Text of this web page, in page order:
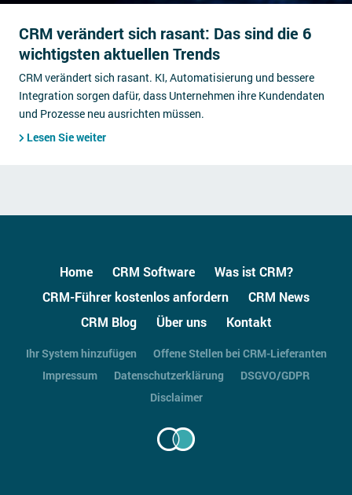
CRM verändert sich rasant: Das sind die 6
wichtigsten aktuellen Trends
CRM verändert sich rasant. KI, Automatisierung und bessere
Integration sorgen dafür, dass Unternehmen ihre Kundendaten
und Prozesse neu ausrichten müssen.
Lesen Sie weiter
Home CRM Software
Was ist CRM?
CRM-Führer kostenlos anfordern
CRM News
CRM Blog
Über uns Kontakt
Ihr System hinzufügen
Offene Stellen bei CRM-Lieferanten
Impressum
Datenschutzerklärung
DSGVO/GDPR
Disclaimer